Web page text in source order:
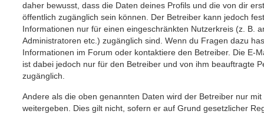
daher bewusst, dass die Daten deines Profils und die von dir
öffentlich zugänglich sein können. Der Betreiber kann jedoch
Informationen nur für einen eingeschränkten Nutzerkreis (z. B.
Administratoren etc.) zugänglich sind. Wenn du Fragen dazu
Informationen im Forum oder kontaktiere den Betreiber. Die E-
ist dabei jedoch nur für den Betreiber und von ihm beauftragte
zugänglich.
Andere als die oben genannten Daten wird der Betreiber nur
weitergeben. Dies gilt nicht, sofern er auf Grund gesetzlicher